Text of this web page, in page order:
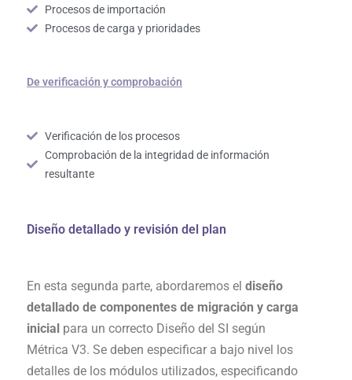
Procesos de importación
Procesos de carga y prioridades
De verificación y comprobación
Verificación de los procesos
Comprobación de la integridad de información
resultante
Diseño detallado y revisión del plan
En esta segunda parte, abordaremos el diseño
detallado de componentes de migración y carga
inicial para un correcto Diseño del SI según
Métrica V3. Se deben especificar a bajo nivel los
detalles de los módulos utilizados, especificando